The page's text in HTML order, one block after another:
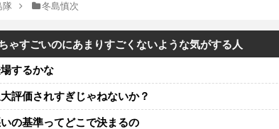
隊 冬島慎次
ゃすごいのにあまりすごくないような気がする人
するかな
評価されすぎじゃねないか？
の基準ってどこで決まるの